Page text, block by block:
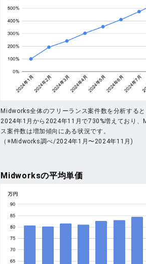
Midworks全体のフリーランス案件数を分析すると
2024年1月から2024年11月で730%増えており、
ス案件数は増加傾向にある状況です。
（※Midworks調べ/2024年1月〜2024年11月)
Midworksの平均単価